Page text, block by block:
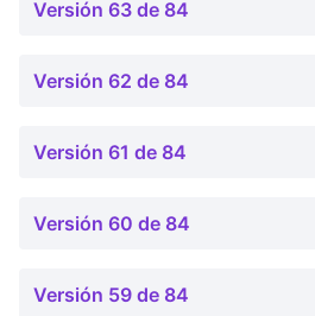
Versión 63 de 84
Versión 62 de 84
Versión 61 de 84
Versión 60 de 84
Versión 59 de 84